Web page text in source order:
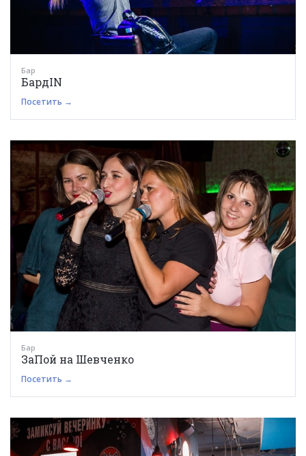
Бар
БардIN
Посетить →
Бар
ЗаПой на Шевченко
Посетить →